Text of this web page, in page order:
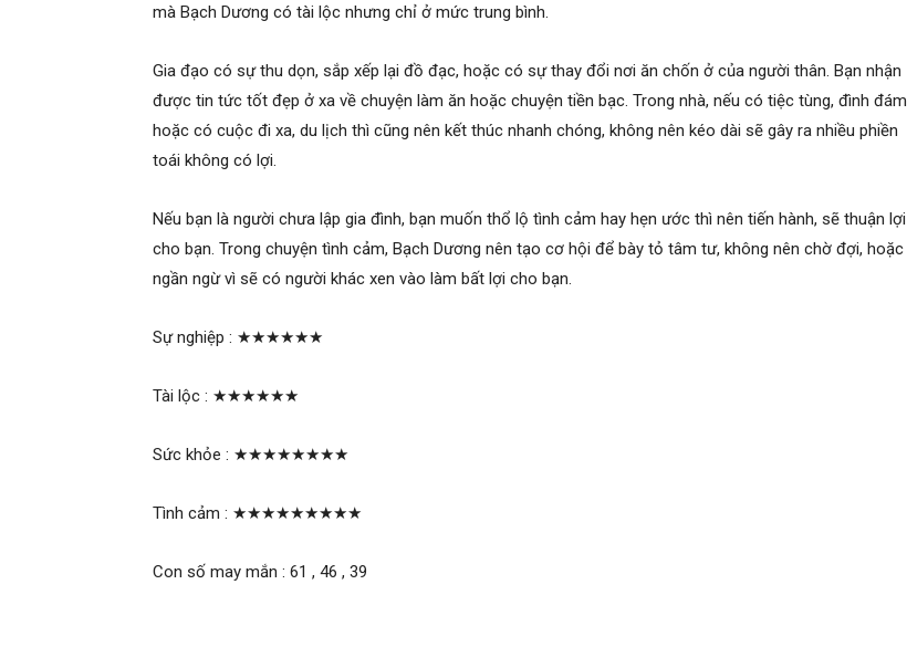
mà Bạch Dương có tài lộc nhưng chỉ ở mức trung bình.
Gia đạo có sự thu dọn, sắp xếp lại đồ đạc, hoặc có sự thay đổi nơi ăn chốn ở của người thân. Bạn nhận
được tin tức tốt đẹp ở xa về chuyện làm ăn hoặc chuyện tiền bạc. Trong nhà, nếu có tiệc tùng, đình đám
hoặc có cuộc đi xa, du lịch thì cũng nên kết thúc nhanh chóng, không nên kéo dài sẽ gây ra nhiều phiền
toái không có lợi.
Nếu bạn là người chưa lập gia đình, bạn muốn thổ lộ tình cảm hay hẹn ước thì nên tiến hành, sẽ thuận lợi
cho bạn. Trong chuyện tình cảm, Bạch Dương nên tạo cơ hội để bày tỏ tâm tư, không nên chờ đợi, hoặc
ngần ngừ vì sẽ có người khác xen vào làm bất lợi cho bạn.
Sự nghiệp : ★★★★★★
Tài lộc : ★★★★★★
Sức khỏe : ★★★★★★★★
Tình cảm : ★★★★★★★★★
Con số may mắn : 61 , 46 , 39